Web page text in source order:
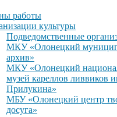
работы
культуры
Подведомственные
МКУ «Олонецкий
архив»
МКУ «Олонецкий
музей кареллов ливвиков
Прилукина»
МБУ «Олонецкий центр
досуга»